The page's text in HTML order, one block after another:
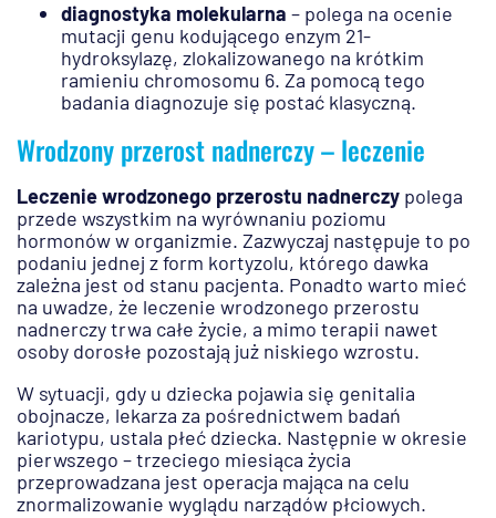
diagnostyka molekularna – polega na ocenie
mutacji genu kodującego enzym 21-
hydroksylazę, zlokalizowanego na krótkim
ramieniu chromosomu 6. Za pomocą tego
badania diagnozuje się postać klasyczną.
Wrodzony przerost nadnerczy – leczenie
Leczenie wrodzonego przerostu nadnerczy polega
przede wszystkim na wyrównaniu poziomu
hormonów w organizmie. Zazwyczaj następuje to po
podaniu jednej z form kortyzolu, którego dawka
zależna jest od stanu pacjenta. Ponadto warto mieć
na uwadze, że leczenie wrodzonego przerostu
nadnerczy trwa całe życie, a mimo terapii nawet
osoby dorosłe pozostają już niskiego wzrostu.
W sytuacji, gdy u dziecka pojawia się genitalia
obojnacze, lekarza za pośrednictwem badań
kariotypu, ustala płeć dziecka. Następnie w okresie
pierwszego – trzeciego miesiąca życia
przeprowadzana jest operacja mająca na celu
znormalizowanie wyglądu narządów płciowych.